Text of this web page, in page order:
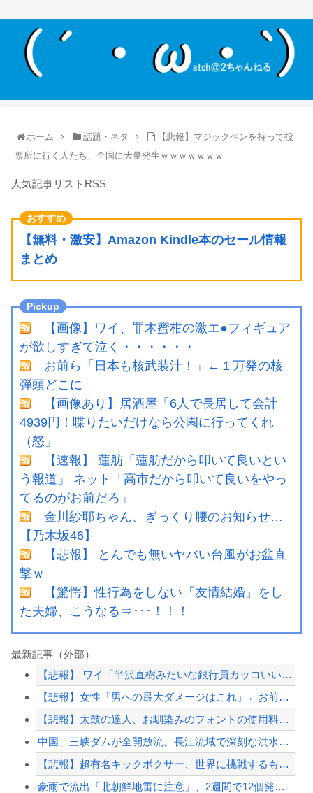
ホーム 話題・ネタ
【悲報】マジックペンを持って投
票所に行く人たち、全国に大量発生ｗｗｗｗｗｗｗ
人気記事リストRSS
【無料・激安】Amazon Kindle本のセール情報
まとめ
【画像】ワイ、罪木蜜柑の激エ●フィギュア
が欲しすぎて泣く・・・・・・
お前ら「日本も核武装汁！」←１万発の核
弾頭どこに
【画像あり】居酒屋「6人で長居して会計
4939円！喋りたいだけなら公園に行ってくれ
（怒」
【速報】 蓮舫「蓮舫だから叩いて良いとい
う報道」 ネット「高市だから叩いて良いをやっ
てるのがお前だろ」
金川紗耶ちゃん、ぎっくり腰のお知らせ…
【乃木坂46】
【悲報】 とんでも無いヤバい台風がお盆直
撃ｗ
【驚愕】性行為をしない『友情結婚』をし
た夫婦、こうなる⇒･･･！！！
最新記事（外部）
【悲報】 ワイ「半沢直樹みたいな銀行員カッコいい」銀行員の友人「あんな奴居ねえよ...
【悲報】女性「男への最大ダメージはこれ」←お前ら耐えられる？
【悲報】太鼓の達人、お馴染みのフォントの使用料が年間6万から年間320万になった...
中国、三峡ダムが全開放流。長江流域で深刻な洪水被害
【悲報】超有名キックボクサー、世界に挑戦するも衝撃的KO負けしてしまう…
豪雨で流出「北朝鮮地雷に注意」、2週間で12個発見…韓国北西部！